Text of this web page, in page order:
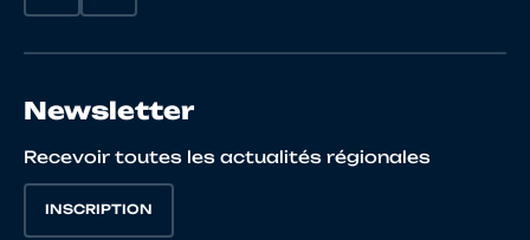
Newsletter
Recevoir toutes les actualités régionales
INSCRIPTION